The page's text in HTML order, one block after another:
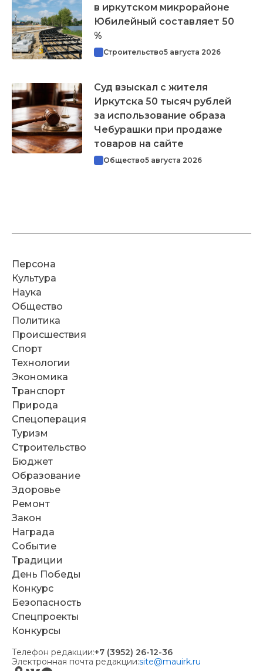
в иркутском микрорайоне
Юбилейный составляет 50
%
Строительство5 августа 2026
Суд взыскал с жителя
Иркутска 50 тысяч рублей
за использование образа
Чебурашки при продаже
товаров на сайте
Общество5 августа 2026
Персона
Культура
Наука
Общество
Политика
Происшествия
Спорт
Технологии
Экономика
Транспорт
Природа
Спецоперация
Туризм
Строительство
Бюджет
Образование
Здоровье
Ремонт
Закон
Награда
Событие
Традиции
День Победы
Конкурс
Безопасность
Спецпроекты
Конкурсы
Телефон редакции:+7 (3952) 26-12-36
Электронная почта редакции:site@mauirk.ru